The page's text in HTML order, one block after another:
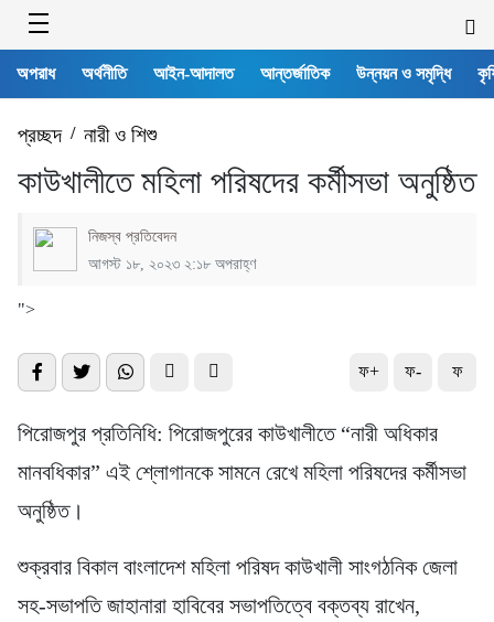
অপরাধ অর্থনীতি আইন-আদালত আন্তর্জাতিক উন্নয়ন ও সমৃদ্ধি
প্রচ্ছদ/ নারী ও শিশু
কাউখালীতে মহিলা পরিষদের কর্মীসভা অনুষ্ঠিত
নিজস্ব প্রতিবেদন
আগস্ট ১৮, ২০২৩ ২:১৮ অপরাহ্ণ
">
ফ+ ফ- ফ
পিরোজপুর প্রতিনিধি: পিরোজপুরের কাউখালীতে “নারী অধিকার
মানবধিকার” এই শ্লোগানকে সামনে রেখে মহিলা পরিষদের কর্মীসভা
অনুষ্ঠিত।
শুক্রবার বিকাল বাংলাদেশ মহিলা পরিষদ কাউখালী সাংগঠনিক জেলা
সহ-সভাপতি জাহানারা হাবিবের সভাপতিত্বে বক্তব্য রাখেন,